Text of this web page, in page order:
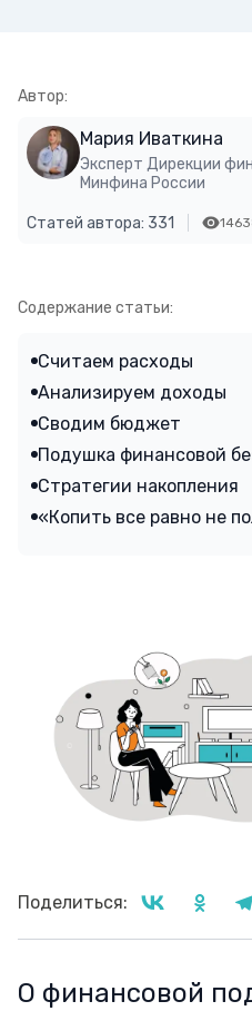
Автор:
Мария Иваткина
Эксперт Дирекции
Минфина России
Статей автора: 331
Содержание статьи:
Считаем расходы
Анализируем доходы
Сводим бюджет
Подушка финансовой
Стратегии накопления
«Копить все равно не
Поделиться:
О финансовой